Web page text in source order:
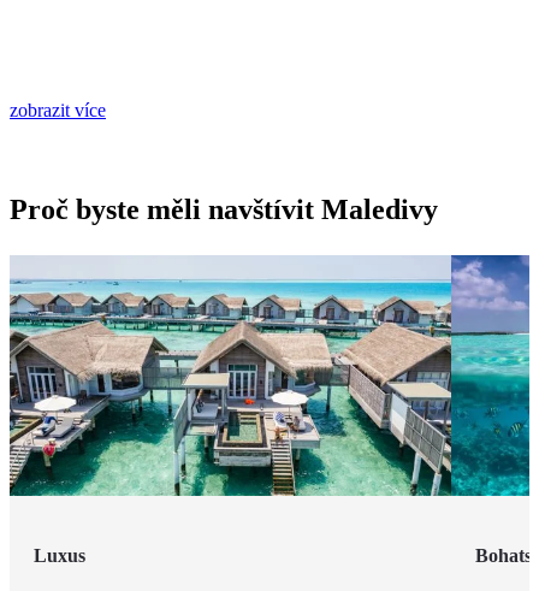
zobrazit více
Proč byste měli navštívit Maledivy
Luxus